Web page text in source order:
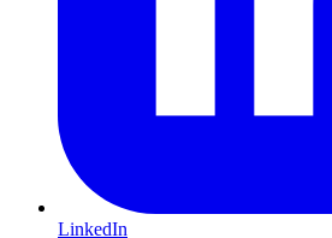
LinkedIn